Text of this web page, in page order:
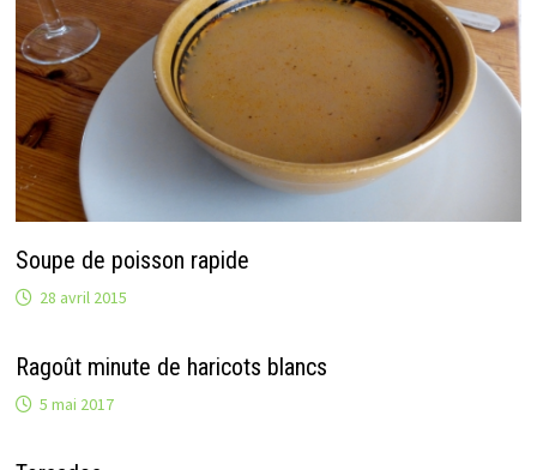
Soupe de poisson rapide
28 avril 2015
Ragoût minute de haricots blancs
5 mai 2017